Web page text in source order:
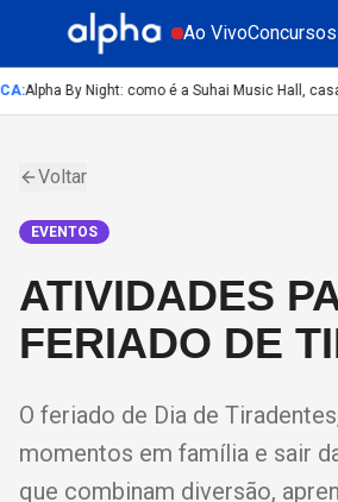
Ao VivoConcursos
Alpha By Night: como é a Suhai Music Hall, casa
Voltar
EVENTOS
ATIVIDADES
FERIADO DE
O feriado de Dia de
momentos em família e sair
que combinam diversão,